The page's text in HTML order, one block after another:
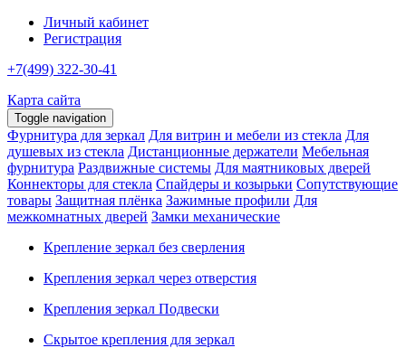
Личный кабинет
Регистрация
+7(499) 322-30-41
Карта сайта
Toggle navigation
Фурнитура для зеркал Для витрин и мебели из стекла Для
душевых из стекла Дистанционные держатели Мебельная
фурнитура Раздвижные системы Для маятниковых дверей
Коннекторы для стекла Спайдеры и козырьки Сопутствующие
товары Защитная плёнка Зажимные профили Для
межкомнатных дверей Замки механические
Крепление зеркал без сверления
Крепления зеркал через отверстия
Крепления зеркал Подвески
Скрытое крепления для зеркал